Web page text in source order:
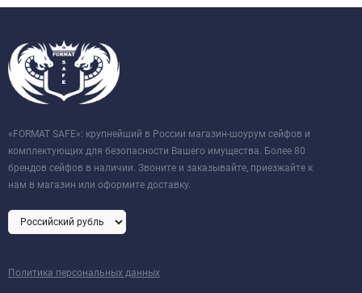
«FORMAT SAFE»: крупнейший в России магазин-шоурум сейфов и
комплектующих для безопасности Вашего имущества. Более 80
брендов сейфов в наличии. Звоните и заказывайте, приезжайте к
нам в магазин или оформите доставку.
Политика персональных данных